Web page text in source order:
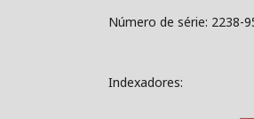
Número de série: 2238-
Indexadores: